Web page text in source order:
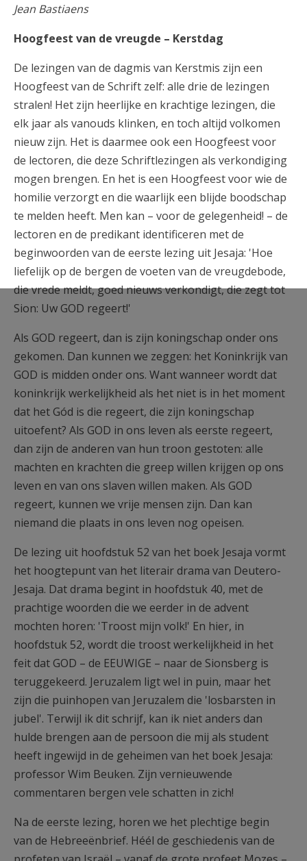
Jean Bastiaens
Hoogfeest van de vreugde – Kerstdag
De lezingen van de dagmis van Kerstmis zijn een
Hoogfeest van de Schrift zelf: alle drie de lezingen
stralen! Het zijn heerlijke en krachtige lezingen, die
elk jaar als vanouds klinken, en toch altijd volkomen
nieuw zijn. Het is daarmee ook een Hoogfeest voor
de lectoren, die deze Schriftlezingen als verkondiging
mogen brengen. En het is een Hoogfeest voor wie de
homilie verzorgt en die waarlijk een blijde boodschap
te melden heeft. Men kan – voor de gelegenheid! – de
lectoren en de predikant identificeren met de
beginwoorden van de eerste lezing uit Jesaja: 'Hoe
liefelijk op de bergen de voeten van de vreugdebode,
die vrede meldt, goed nieuws verkondigt, die zegt tot
Sion: Uw GOD regeert!'
Als GOD regeert, dan is zijn koningschap onder ons
gekomen. Dan kunnen we zeggen: het Koninkrijk van
GOD is midden onder ons. Want wanneer wordt dat
koninkrijk werkelijkheid als het niet is in het moment
dat het Gód is die regeert, die zijn koningschap
uitoefent? Als GOD in ons leven als eerste regeert,
dan zijn de anderen van hun troon gestoten: alle
machten en krachten die greep willen krijgen op ons
leven en van ons slaven willen maken. Als GOD
regeert, kunnen we vrije mensen zijn. Dan kan
niemand die plaats in ons leven nog opeisen.
De lezing uit hoofdstuk 52 van het boek Jesaja vormt
het hoogtepunt van het literair drama van Deutero-
Jesaja. Dat drama begint in hoofdstuk 40, met de
prachtige woorden die we eerder in de advent
mochten horen: 'Troost mijn volk!' En hier, in
hoofdstuk 52, wordt die troost werkelijkheid in het
feit dat GOD – de EEUWIGE – naar de Sionsberg is
teruggekeerd. Jeruzalem ligt wel in puin, maar het
zijn die puinhopen van Jeruzalem die 'losbarsten in
jubel'. Terwijl ik dit schrijf, kan ik niet anders dan
hulde brengen aan de persoon die mij als student
heeft ingewijd in de geheimen van het boek Jesaja:
professor Wim Beuken. Zijn vernieuwende
commentaren bergen vele schatten in zich!
Na de eerste lezing, horen we het plechtige begin
van de Hebreeënbrief. Héél de geschiedenis van de